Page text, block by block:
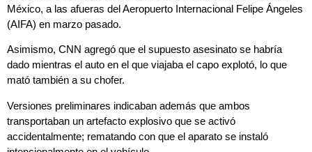
México, a las afueras del Aeropuerto Internacional Felipe Ángeles
(AIFA) en marzo pasado.
Asimismo, CNN agregó que el supuesto asesinato se habría
dado mientras el auto en el que viajaba el capo explotó, lo que
mató también a su chofer.
Versiones preliminares indicaban además que ambos
transportaban un artefacto explosivo que se activó
accidentalmente; rematando con que el aparato se instaló